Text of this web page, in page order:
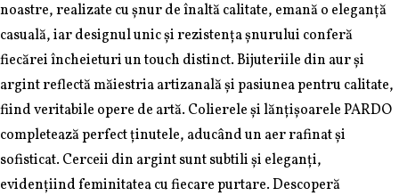
noastre, realizate cu șnur de înaltă calitate, emană o eleganță
casuală, iar designul unic și rezistența șnurului conferă
fiecărei încheieturi un touch distinct. Bijuteriile din aur și
argint reflectă măiestria artizanală și pasiunea pentru calitate,
fiind veritabile opere de artă. Colierele și lănțișoarele PARDO
completează perfect ținutele, aducând un aer rafinat și
sofisticat. Cerceii din argint sunt subtili și eleganți,
evidențiind feminitatea cu fiecare purtare. Descoperă